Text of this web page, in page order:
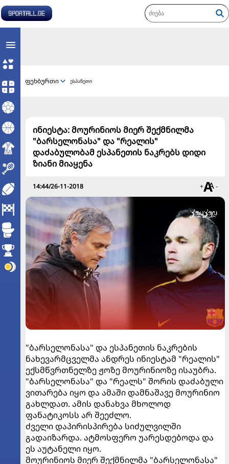
ფეხბურთი ესპანეთი
ინიესტა: მოურინიოს მიერ შექმნილმა
"ბარსელონასა" და "რეალის"
დაძაბულობამ ესპანეთის ნაკრებს დიდი
ზიანი მიაყენა
14:44/26-11-2018 + -
"ბარსელონასა" და ესპანეთის ნაკრების
ნახევარმცველმა ანდრეს ინიესტამ "რეალის"
ექსმწვრთნელზე ჟოზე მოურინიოზე ისაუბრა.
"ბარსელონასა" და "რეალს" შორის დაძაბული
ვითარება იყო და ამაში დამნაშავე მოურინიო
გახლდათ. ამის დანახვა მხოლოდ
ფანატიკოსს არ შეეძლო.
ძველი დაპირისპირება სიძულვილში
გადაიზარდა. ატმოსფერო უარესდებოდა და
ეს აუტანელი იყო.
მოურინიოს მიერ შექმნილმა "ბარსელონასა"